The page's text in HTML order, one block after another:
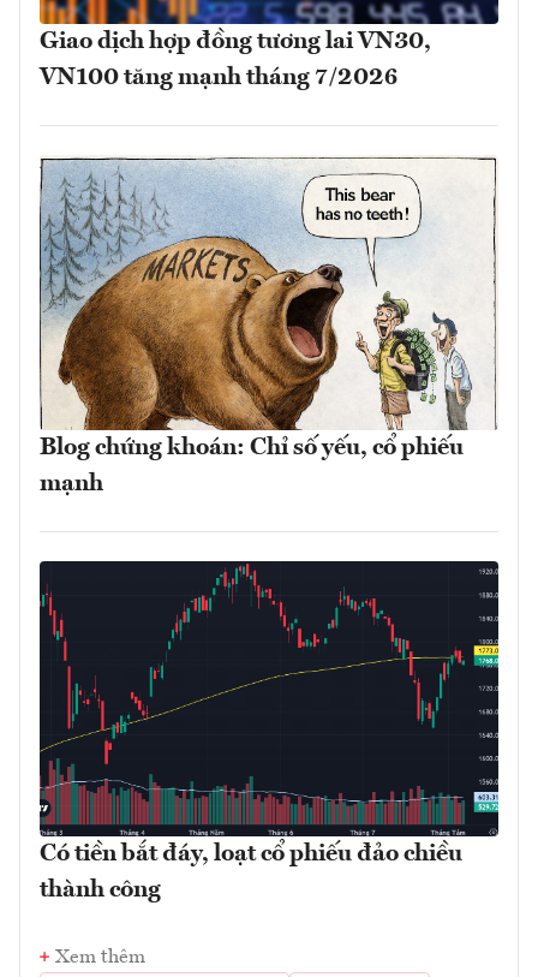
Giao dịch hợp đồng tương lai VN30,
VN100 tăng mạnh tháng 7/2026
Blog chứng khoán: Chỉ số yếu, cổ phiếu
mạnh
Có tiền bắt đáy, loạt cổ phiếu đảo chiều
thành công
Xem thêm